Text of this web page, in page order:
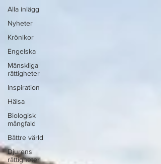
Alla inlägg
Nyheter
Krönikor
Engelska
Mänskliga
rättigheter
Inspiration
Hälsa
Biologisk
mångfald
Bättre värld
Djurens
rättigheter